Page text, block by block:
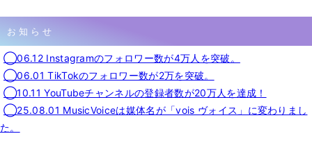
お知らせ
◯06.12 Instagramのフォロワー数が4万人を突破。
◯06.01 TikTokのフォロワー数が2万を突破。
◯10.11 YouTubeチャンネルの登録者数が20万人を達成！
◯25.08.01 MusicVoiceは媒体名が「vois ヴォイス」に変わりまし
た。